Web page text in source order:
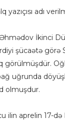
yazıçısı adı
İkinci
şücaətə görə
görülmüşdür.
uğrunda
olmuşdur.
ilin aprelin 17-də